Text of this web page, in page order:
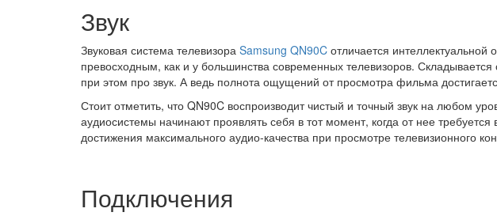
Звук
Звуковая система телевизора Samsung QN90C отличается
превосходным, как и у большинства современных телевизоров.
при этом про звук. А ведь полнота ощущений от просмотра фильма
Стоит отметить, что QN90C воспроизводит чистый и точный звук на любом
аудиосистемы начинают проявлять себя в тот момент, когда от нее
достижения максимального аудио-качества при просмотре телевизионного
Подключения